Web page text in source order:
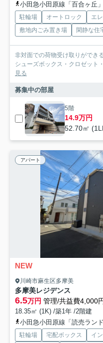
小田急小田原線「百合ヶ丘
駐輪場 オートロック エ
敷地内ごみ置き場
閑静な住
非対面での荷物受け取りができ
シューズボックス・クロゼット
見る
募集中の部屋
5階
14.9万円
52.70㎡
アパート
NEW
川崎市麻生区多摩美
多摩美レジデンス
6.5万円 管理/共益費4,000
18.35㎡ (1K) /築1年 /2階建
小田急小田原線「読売ラン
駐輪場 宅配ボックス イ